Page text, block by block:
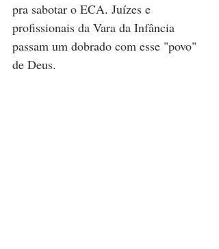
pra sabotar o ECA. Juízes e
profissionais da Vara da Infância
passam um dobrado com esse "povo"
de Deus.